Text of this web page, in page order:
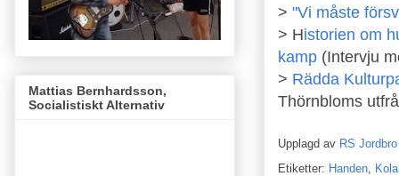
> "Vi måste
> Historien om
kamp (Intervju
> Rädda
Thörnbloms
Upplagd av RS Jordbro
Etiketter: Handen
Mattias Bernhardsson,
Socialistiskt Alternativ